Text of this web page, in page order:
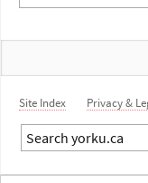
Site Index Privacy &